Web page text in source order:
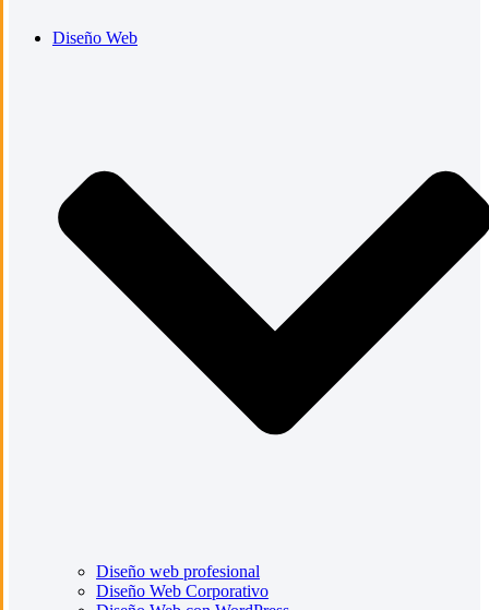
Diseño Web
Diseño web profesional
Diseño Web Corporativo